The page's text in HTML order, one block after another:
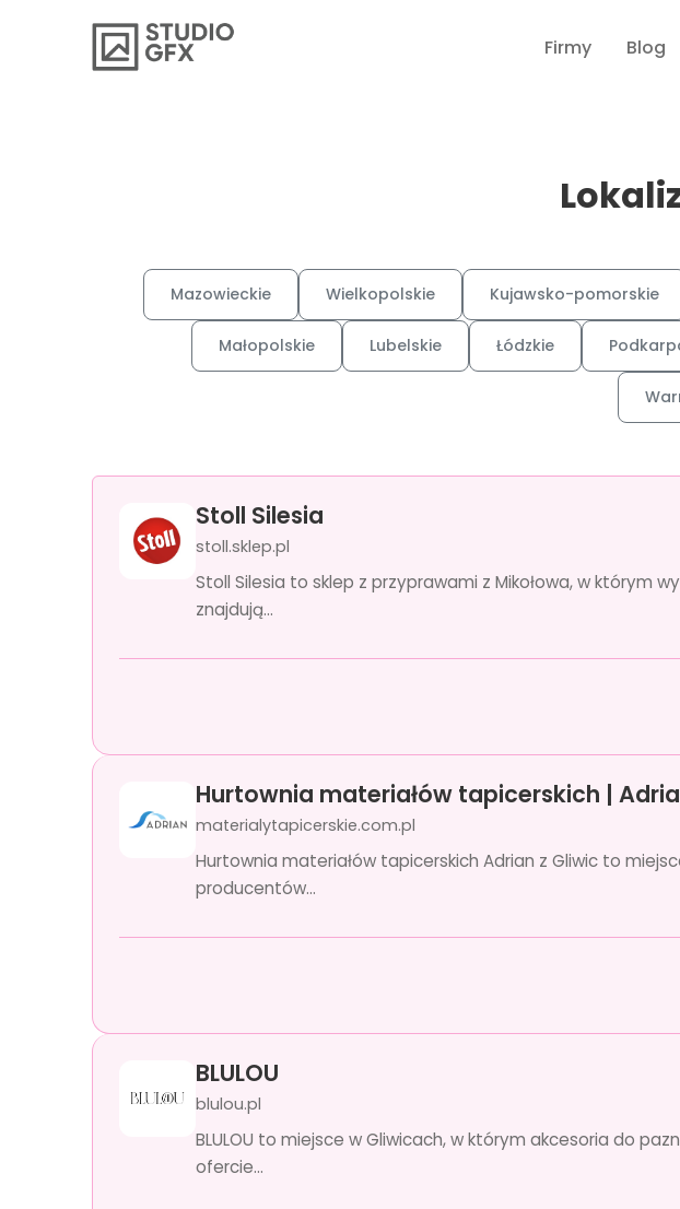
Firmy Blog
Mazowieckie Wielkopolskie Kujawsko-pomorskie
Małopolskie Lubelskie Łódzkie
Stoll Silesia
stoll.sklep.pl
Stoll Silesia to sklep z przyprawami z Mikołowa, w którym
znajdują...
Hurtownia materiałów tapicerskich |
materialytapicerskie.com.pl
Hurtownia materiałów tapicerskich Adrian z Gliwic to
producentów...
BLULOU
blulou.pl
BLULOU to miejsce w Gliwicach, w którym akcesoria do
ofercie...